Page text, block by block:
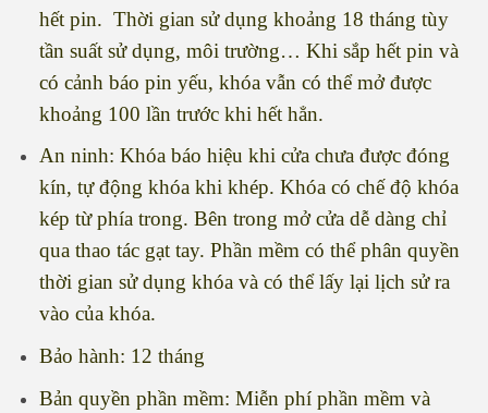
hết pin. Thời gian sử dụng khoảng 18 tháng tùy
tần suất sử dụng, môi trường… Khi sắp hết pin và
có cảnh báo pin yếu, khóa vẫn có thể mở được
khoảng 100 lần trước khi hết hẳn.
An ninh: Khóa báo hiệu khi cửa chưa được đóng
kín, tự động khóa khi khép. Khóa có chế độ khóa
kép từ phía trong. Bên trong mở cửa dễ dàng chỉ
qua thao tác gạt tay. Phần mềm có thể phân quyền
thời gian sử dụng khóa và có thể lấy lại lịch sử ra
vào của khóa.
Bảo hành: 12 tháng
Bản quyền phần mềm: Miễn phí phần mềm và